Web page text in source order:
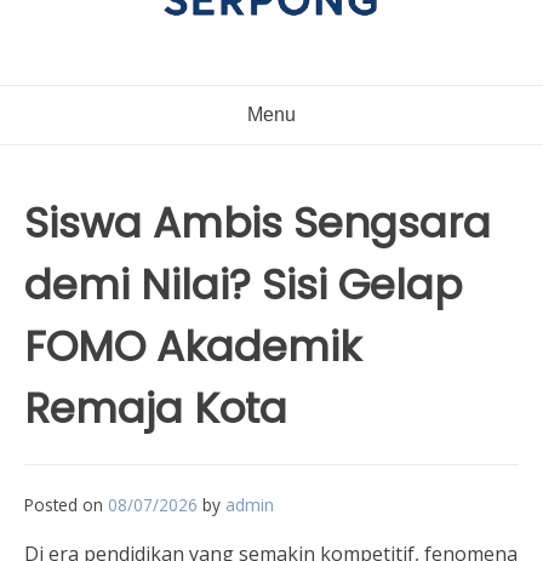
Menu
Siswa Ambis Sengsara
demi Nilai? Sisi Gelap
FOMO Akademik
Remaja Kota
Posted on 08/07/2026 by admin
Di era pendidikan yang semakin kompetitif, fenomena